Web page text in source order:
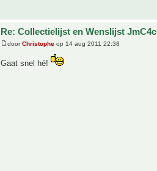
Re: Collectielijst en Wenslijst JmC4c
doorChristophe op 14 aug 2011 22:38
Gaat snel hé!